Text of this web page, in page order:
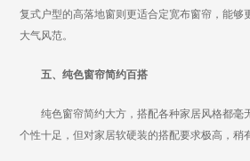
复式户型的高落地窗则更适合定宽布窗帘，能够
大气风范。
五、纯色窗帘简约百搭
纯色窗帘简约大方，搭配各种家居风格都毫
个性十足，但对家居软硬装的搭配要求极高，稍